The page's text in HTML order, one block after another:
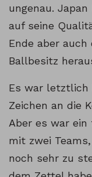
ungenau.
auf seine
Ende aber auch
Ballbesitz
Es war letztlich
Zeichen an die
Aber es war
mit zwei
noch sehr zu